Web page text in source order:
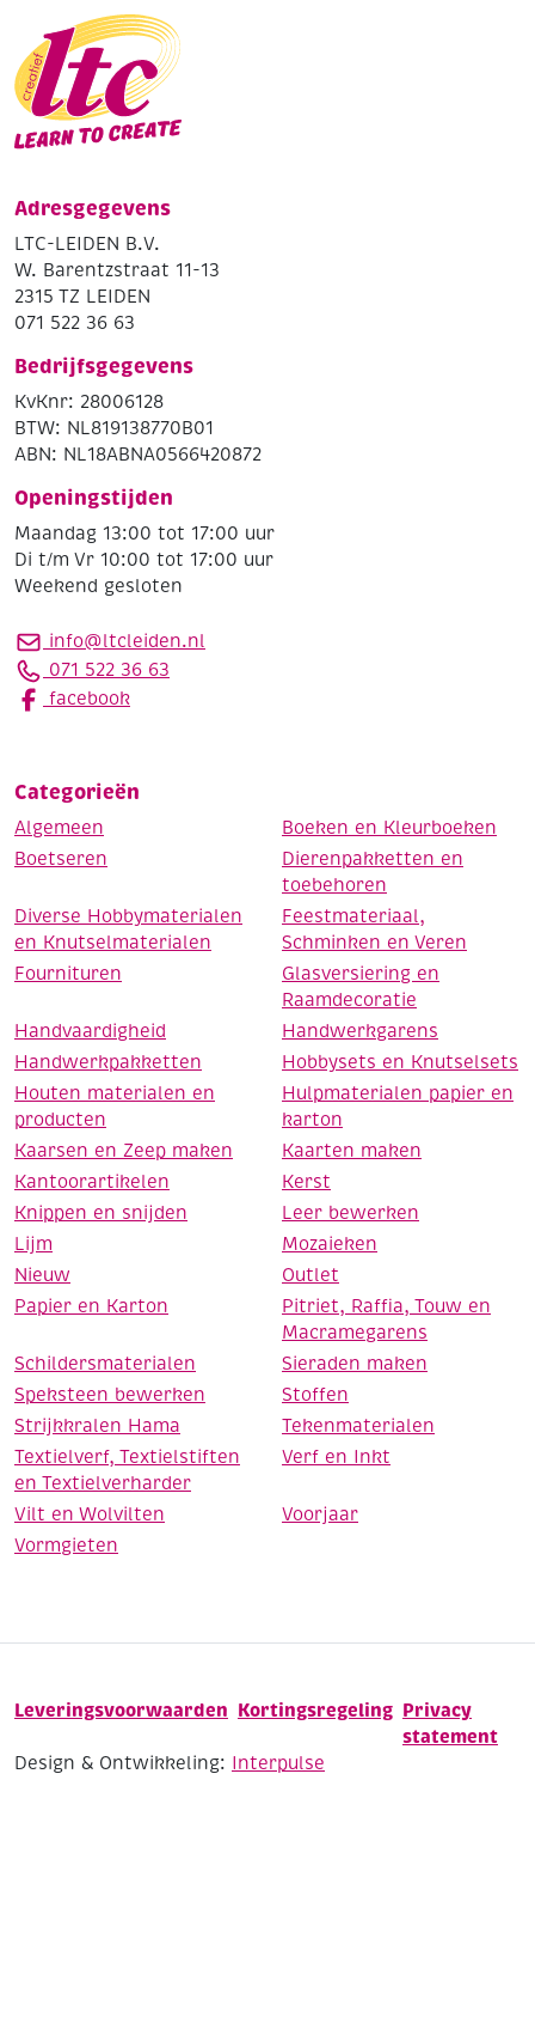
Adresgegevens
LTC-LEIDEN B.V.
W. Barentzstraat 11-13
2315 TZ LEIDEN
071 522 36 63
Bedrijfsgegevens
KvKnr: 28006128
BTW: NL819138770B01
ABN: NL18ABNA0566420872
Openingstijden
Maandag 13:00 tot 17:00 uur
Di t/m Vr 10:00 tot 17:00 uur
Weekend gesloten
info@ltcleiden.nl
071 522 36 63
facebook
Categorieën
Algemeen
Boeken en Kleurboeken
Boetseren
Dierenpakketten en
toebehoren
Diverse Hobbymaterialen
en Knutselmaterialen
Feestmateriaal,
Schminken en Veren
Fournituren
Glasversiering en
Raamdecoratie
Handvaardigheid
Handwerkgarens
Handwerkpakketten
Hobbysets en Knutselsets
Houten materialen en
producten
Hulpmaterialen papier en
karton
Kaarsen en Zeep maken
Kaarten maken
Kantoorartikelen
Kerst
Knippen en snijden
Leer bewerken
Lijm
Mozaieken
Nieuw
Outlet
Papier en Karton
Pitriet, Raffia, Touw en
Macramegarens
Schildersmaterialen
Sieraden maken
Speksteen bewerken
Stoffen
Strijkkralen Hama
Tekenmaterialen
Textielverf, Textielstiften
en Textielverharder
Verf en Inkt
Vilt en Wolvilten
Voorjaar
Vormgieten
Leveringsvoorwaarden Kortingsregeling Privacy
statement
Design & Ontwikkeling: Interpulse